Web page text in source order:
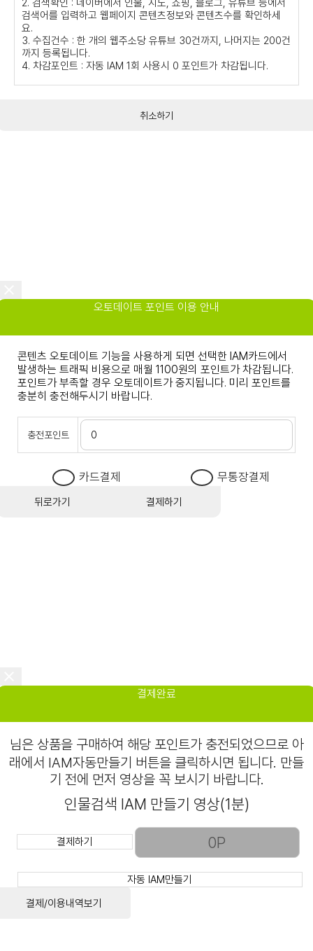
2. 검색확인 : 네이버에서 인물, 지도, 쇼핑, 블로그, 유튜브 등에서
검색어를 입력하고 웹페이지 콘텐츠정보와 콘텐츠수를 확인하세
요.
3. 수집건수 : 한 개의 웹주소당 유튜브 30건까지, 나머지는 200건
까지 등록됩니다.
4. 차감포인트 : 자동 IAM 1회 사용시 0 포인트가 차감됩니다.
취소하기
오토데이트 포인트 이용 안내
콘텐츠 오토데이트 기능을 사용하게 되면 선택한 IAM카드에서
발생하는 트래픽 비용으로 매월 1100원의 포인트가 차감됩니다.
포인트가 부족할 경우 오토데이트가 중지됩니다. 미리 포인트를
충분히 충전해두시기 바랍니다.
충전포인트
카드결제 무통장결제
뒤로가기 결제하기
결제완료
님은 상품을 구매하여 해당 포인트가 충전되었으므로 아
래에서 IAM자동만들기 버튼을 클릭하시면 됩니다. 만들
기 전에 먼저 영상을 꼭 보시기 바랍니다.
인물검색 IAM 만들기 영상(1분)
결제하기
자동 IAM만들기
결제/이용내역보기